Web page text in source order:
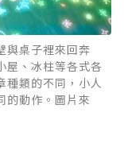
與桌子裡來回奔
屋、冰柱等各式各
種類的不同，小人
的動作。圖片來